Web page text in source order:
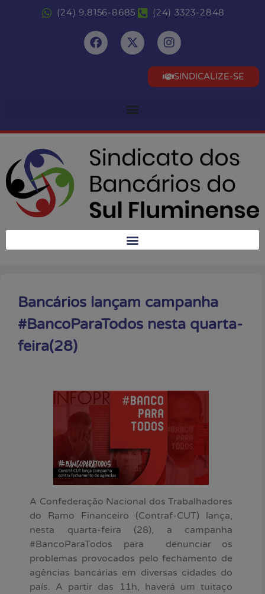
(24) 9.8156-8685 (24) 3323-2848
SINDICALIZE-SE
Bancários lançam campanha
#BancoParaTodos nesta quarta-
feira(28)
A Confederação Nacional dos Trabalhadores
do Ramo Financeiro (Contraf-CUT) lança,
nesta quarta-feira (28), a campanha
#BancoParaTodos para denunciar os
problemas provocados pelo fechamento de
agências bancárias em diversas cidades do
país. A partir das 11h, haverá um tuitaço